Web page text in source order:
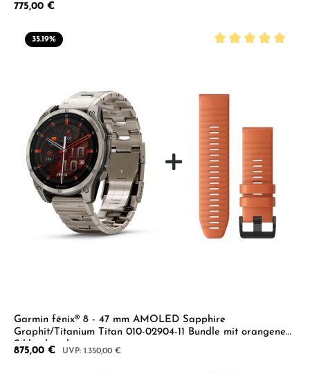
Regulärer Preis:
775,00 €
35.19%
Garmin fēnix® 8 - 47 mm AMOLED Sapphire
Graphit/Titanium Titan 010-02904-11 Bundle mit orangenem
Silikonband
Verkaufspreis:
875,00 € Regulärer Preis:
1.350,00 €